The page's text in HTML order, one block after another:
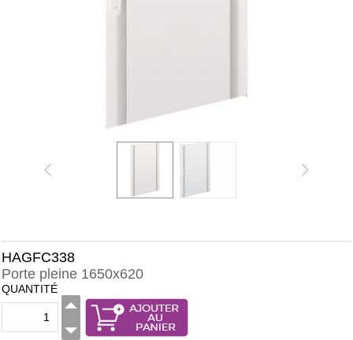
HAGFC338
Porte pleine 1650x620
QUANTITÉ